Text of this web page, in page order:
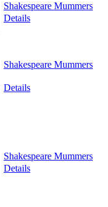
Shakespeare Mummers
Details
Shakespeare Mummers
Details
Shakespeare Mummers
Details